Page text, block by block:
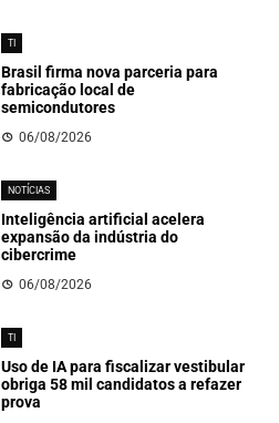
TI
Brasil firma nova parceria para
fabricação local de
semicondutores
06/08/2026
NOTÍCIAS
Inteligência artificial acelera
expansão da indústria do
cibercrime
06/08/2026
TI
Uso de IA para fiscalizar vestibular
obriga 58 mil candidatos a refazer
prova